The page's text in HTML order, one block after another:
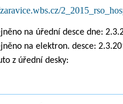
na úřední desce dne:
na elektron. desce:
z úřední desky: